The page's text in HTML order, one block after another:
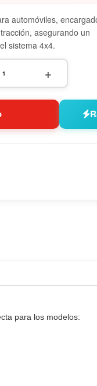
automóviles,
asegurando un
sistema 4x4.
+